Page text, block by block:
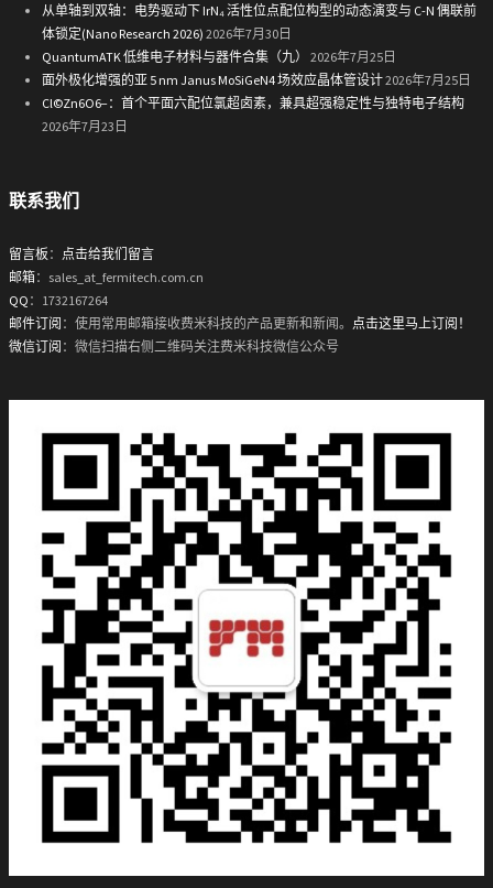
从单轴到双轴：电势驱动下 IrN₄ 活性位点配位构型的动态演变与 C-N 偶联前
体锁定(Nano Research 2026) 2026年7月30日
QuantumATK 低维电子材料与器件合集（九）
2026年7月25日
面外极化增强的亚 5 nm Janus MoSiGeN4 场效应晶体管设计2026年7月25日
Cl©Zn6O6−：首个平面六配位氯超卤素，兼具超强稳定性与独特电子结构
2026年7月23日
联系我们
留言板 ： 点击给我们留言
邮箱：sales_at_fermitech.com.cn
QQ ：1732167264
邮件订阅 ：使用常用邮箱接收费米科技的产品更新和新闻。 点击这里马上订阅！
微信订阅 ：微信扫描右侧二维码关注费米科技微信公众号